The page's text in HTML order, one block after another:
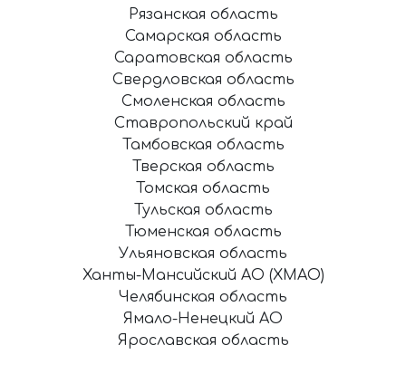
Рязанская область
Самарская область
Саратовская область
Свердловская область
Смоленская область
Ставропольский край
Тамбовская область
Тверская область
Томская область
Тульская область
Тюменская область
Ульяновская область
Ханты-Мансийский АО (ХМАО)
Челябинская область
Ямало-Ненецкий АО
Ярославская область